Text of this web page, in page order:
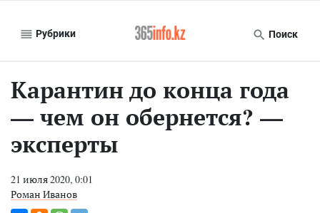
Рубрики Поиск
Карантин до конца года
— чем он обернется? —
эксперты
21 июля 2020, 0:01
Роман Иванов